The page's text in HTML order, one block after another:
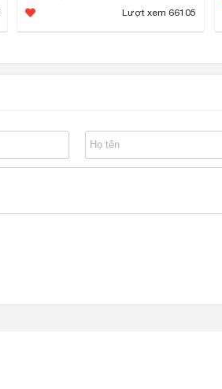
Lượt xem 66105